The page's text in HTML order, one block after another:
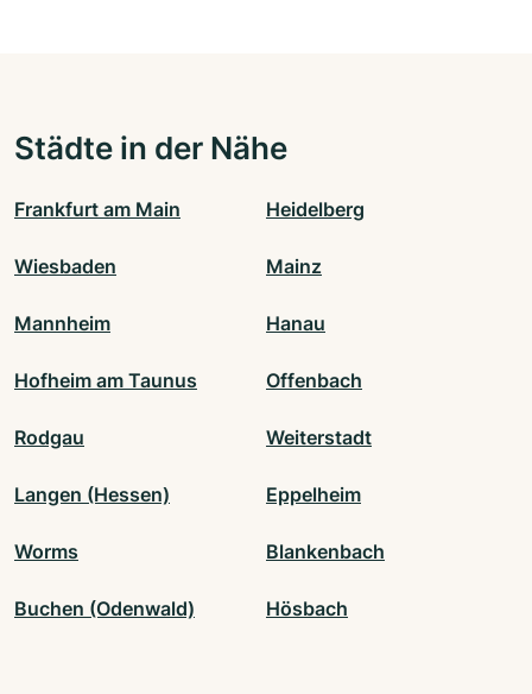
Städte in der Nähe
Frankfurt am Main Heidelberg
Wiesbaden Mainz
Mannheim Hanau
Hofheim am Taunus Offenbach
Rodgau Weiterstadt
Langen (Hessen) Eppelheim
Worms Blankenbach
Buchen (Odenwald) Hösbach